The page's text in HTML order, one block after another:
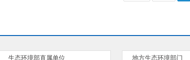
生态环境部直属单位 地方生态环境部门